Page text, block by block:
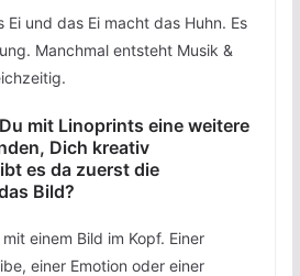
Ei und das Ei macht das Huhn. Es
Manchmal entsteht Musik &
mit Linoprints eine weitere
Dich kreativ
es da zuerst die
Bild?
einem Bild im Kopf. Einer
einer Emotion oder einer